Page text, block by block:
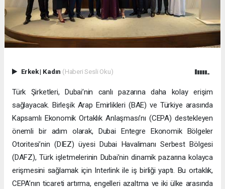
Erkek| Kadın (Haberi Sesli Oku)
Türk Şirketleri, Dubai’nin canlı pazarına daha kolay erişim
sağlayacak. Birleşik Arap Emirlikleri (BAE) ve Türkiye arasında
Kapsamlı Ekonomik Ortaklık Anlaşması’nı (CEPA) destekleyen
önemli bir adım olarak, Dubai Entegre Ekonomik Bölgeler
Otoritesi’nin (DIEZ) üyesi Dubai Havalimanı Serbest Bölgesi
(DAFZ), Türk işletmelerinin Dubai’nin dinamik pazarına kolayca
erişmesini sağlamak için Interlink ile iş birliği yaptı. Bu ortaklık,
CEPA’nın ticareti artırma, engelleri azaltma ve iki ülke arasında